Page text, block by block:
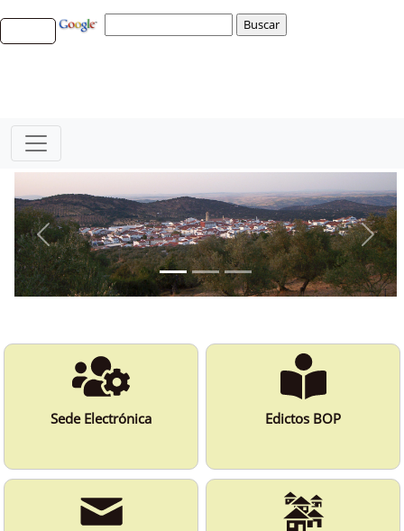
Sede Electrónica Edictos BOP